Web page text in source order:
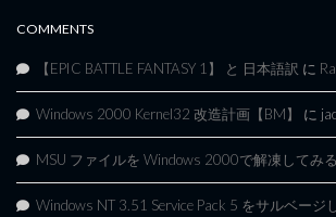
COMMENTS
【EPIC BATTLE FANTASY 1】 と 日本語訳 に
Windows 2000 Kernel32 改造計画【BM】 に
MSU ファイルを Windows 2000で解凍してみ
Windows NT 3.51 Service Pack 5 をサルベージ